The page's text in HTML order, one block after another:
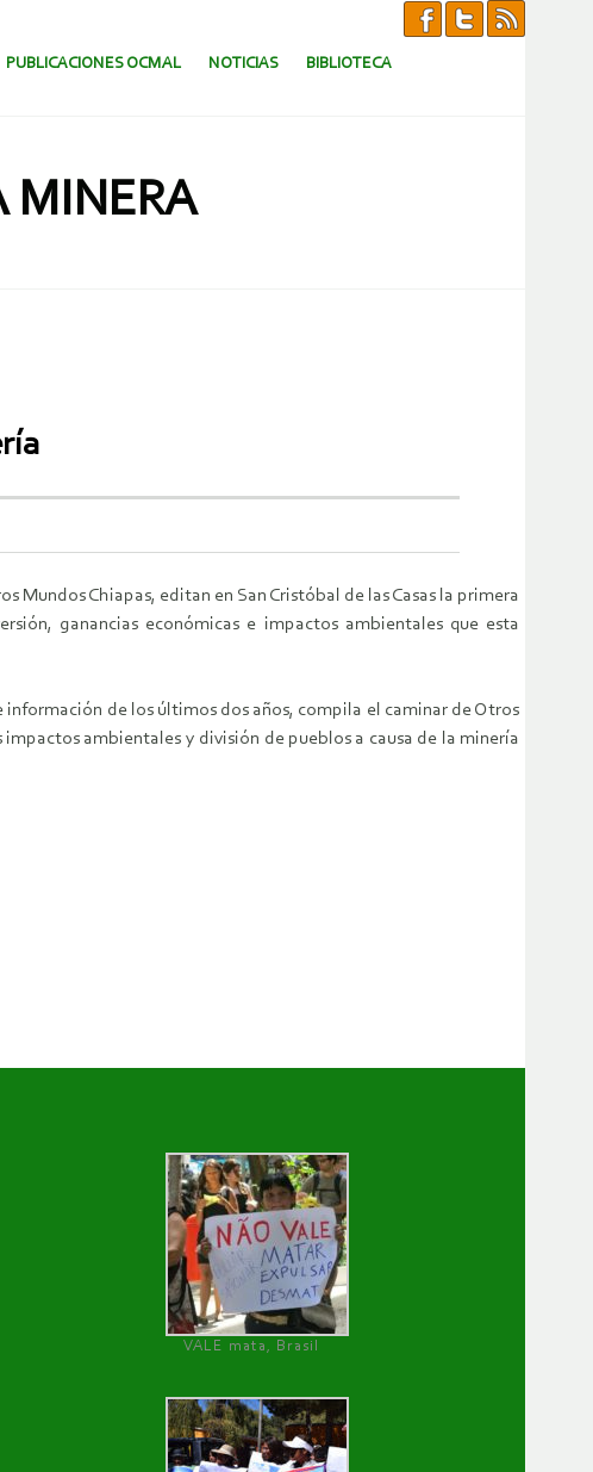
PUBLICACIONES OCMAL NOTICIAS BIBLIOTECA
MINERA
Mundos Chiapas, editan en San Cristóbal de las Casas la primera
ganancias económicas e impactos ambientales que esta
información de los últimos dos años, compila el caminar de Otros
ambientales y división de pueblos a causa de la minería
VALE mata, Brasil